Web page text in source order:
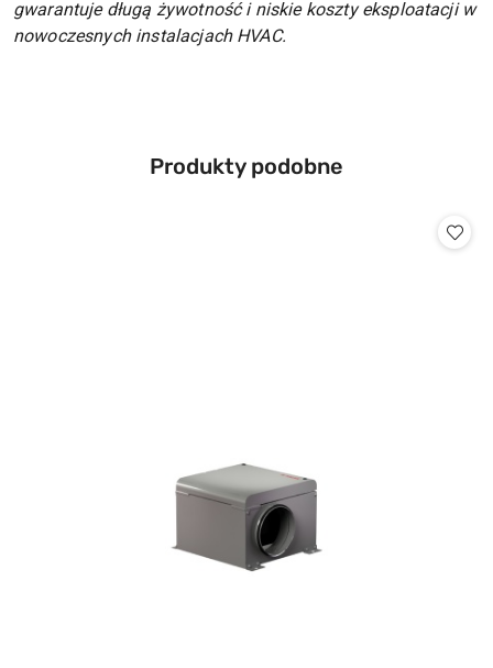
gwarantuje długą żywotność i niskie koszty eksploatacji w
nowoczesnych instalacjach HVAC.
Pomiń karuzelę produktów
Produkty
Produkty podobne